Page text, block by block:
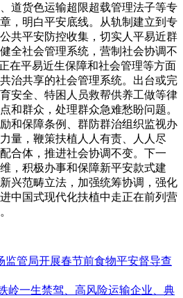
道货色运输超限超载管理法子等专
，明白平安底线。从轨制建立到专
共平安防控收集，切实人平易近群
全社会管理系统，营制社会协调不
在平易近生保障和社会管理等方面
治共享的社会管理系统。出台或完
安全、特困人员救帮供养工做等律
和群众，处理群众急难愁盼问题。
和保障条例、群防群治组织监视办
量，鞭策扶植人人有责、人人尽
合体，推进社会协调不变。下一
，积极办事和保障新平安款式建
兴范畴立法，加强统筹协调，强化
中国式现代化扶植中走正在前列营
监管局开展春节前食物平安督导查
岭一生禁驾、高风险运输企业、典